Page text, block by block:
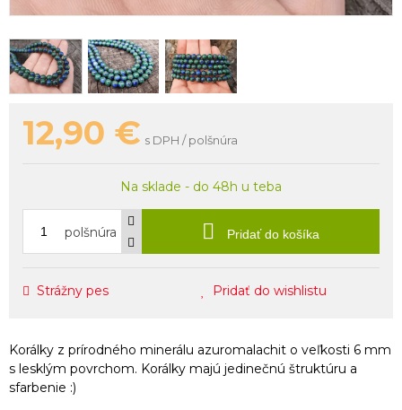
12,90 € s DPH / polšnúra
Na sklade - do 48h u teba
polšnúra Pridať do košíka
Strážny pes Pridať do wishlistu
Korálky z prírodného minerálu azuromalachit o veľkosti 6 mm
s lesklým povrchom. Korálky majú jedinečnú štruktúru a
sfarbenie :)